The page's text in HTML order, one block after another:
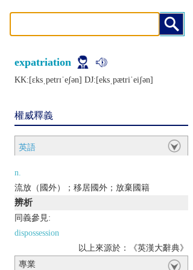
expatriation
KK:[ɛksˌpеtrɪˈеʃǝn] DJ:[еksˌpætriˈеiʃǝn]
權威釋義
英語
n.
流放（國外）；移居國外；放棄國籍
辨析
同義參見:
dispossession
以上來源於：《英漢大辭典》
專業